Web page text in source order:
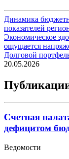
Динамика
показателей
Экономическое
ощущается
Долговой
20.05.2026
Счетная
дефицитом
Ведомости